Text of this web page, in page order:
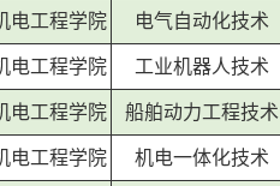
电工程学院 电气自动化技术
电工程学院 工业机器人技术
电工程学院 船舶动力工程技术
电工程学院 机电一体化技术